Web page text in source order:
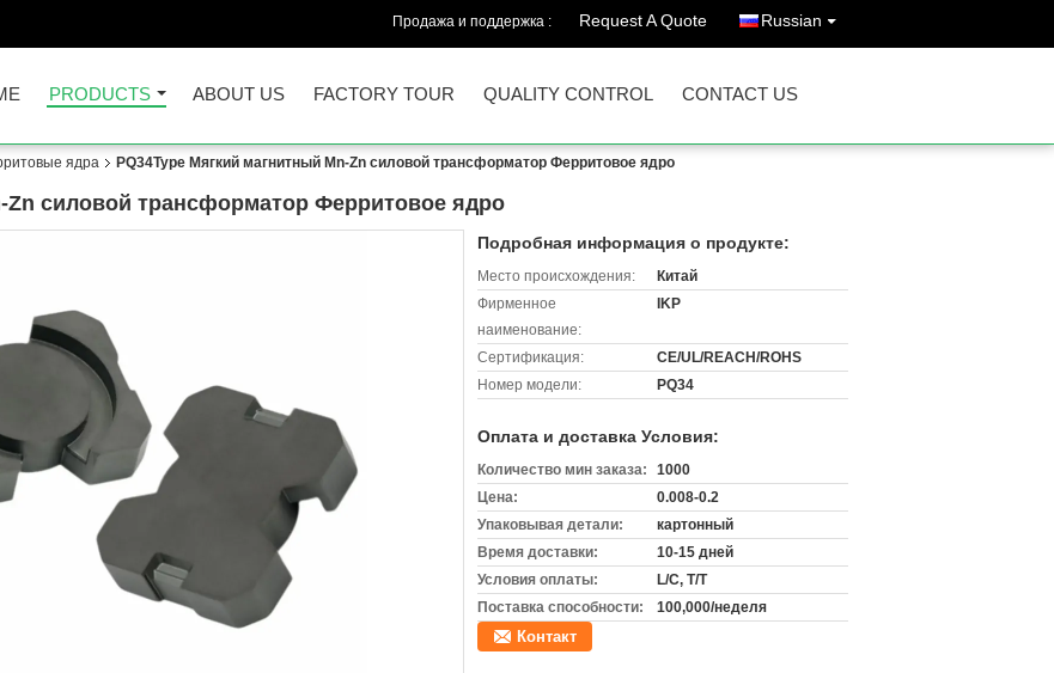
Продажа и поддержка : Request A Quote Russian
PRODUCTS ABOUT US FACTORY TOUR QUALITY CONTROL CONTACT US
ядра PQ34Type Мягкий магнитный Mn-Zn силовой трансформатор Ферритовое ядро
Zn силовой трансформатор Ферритовое ядро
Подробная информация о продукте:
Место происхождения:
Китай
Фирменное
наименование:
IKP
Сертификация:
CE/UL/REACH/ROHS
Номер модели:
PQ34
Оплата и доставка Условия:
Количество мин заказа:
1000
Цена:
0.008-0.2
Упаковывая детали:
картонный
Время доставки:
10-15 дней
Условия оплаты:
L/C, T/T
Поставка способности:
100,000/неделя
Контакт